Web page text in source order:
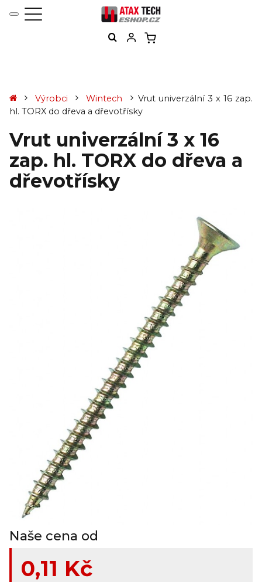
Výrobci Wintech
Vrut univerzální 3 x 16 zap.
hl. TORX do dřeva a dřevotřísky
Vrut univerzální 3 x 16
zap. hl. TORX do dřeva a
dřevotřísky
Naše cena od
0,11 Kč